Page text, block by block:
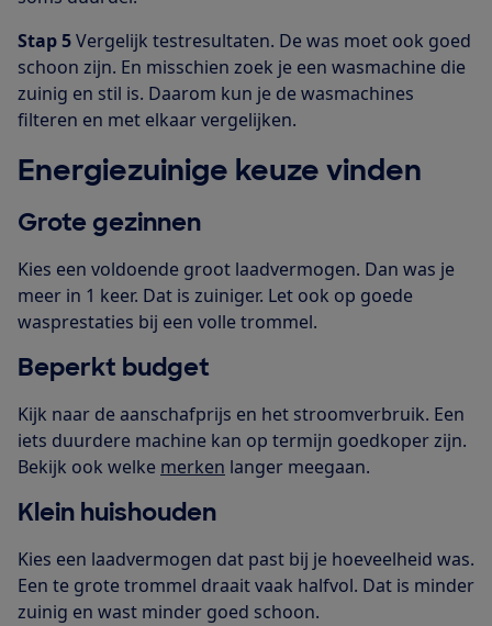
Stap 5Vergelijk testresultaten. De was moet ook goed
schoon zijn. En misschien zoek je een wasmachine die
zuinig en stil is. Daarom kun je de wasmachines
filteren en met elkaar vergelijken.
Energiezuinige keuze vinden
Grote gezinnen
Kies een voldoende groot laadvermogen. Dan was je
meer in 1 keer. Dat is zuiniger. Let ook op goede
wasprestaties bij een volle trommel.
Beperkt budget
Kijk naar de aanschafprijs en het stroomverbruik. Een
iets duurdere machine kan op termijn goedkoper zijn.
Bekijk ook welke merken langer meegaan.
Klein huishouden
Kies een laadvermogen dat past bij je hoeveelheid was.
Een te grote trommel draait vaak halfvol. Dat is minder
zuinig en wast minder goed schoon.